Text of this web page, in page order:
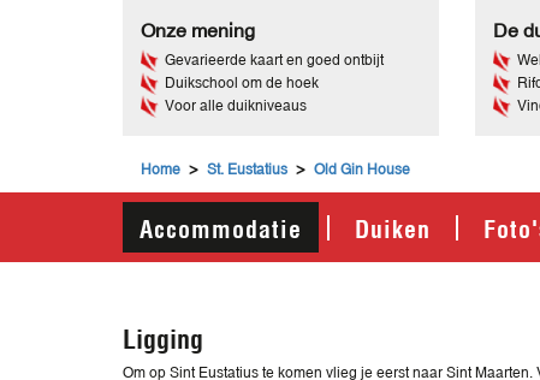
Onze mening
Gevarieerde kaart en goed ontbijt
Duikschool om de hoek
Voor alle duikniveaus
De
Home > St. Eustatius > Old Gin House
Accommodatie Duiken
Ligging
Om op Sint Eustatius te komen vlieg je eerst naar Sint